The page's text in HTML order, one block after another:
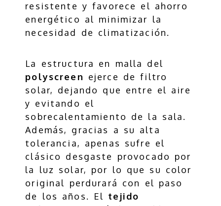
resistente y favorece el ahorro
energético al minimizar la
necesidad de climatización.
La estructura en malla del
polyscreen ejerce de filtro
solar, dejando que entre el aire
y evitando el
sobrecalentamiento de la sala.
Además, gracias a su alta
tolerancia, apenas sufre el
clásico desgaste provocado por
la luz solar, por lo que su color
original perdurará con el paso
de los años. El tejido